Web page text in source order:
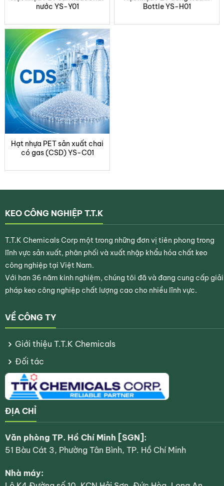
nước YS-Y01
Bottle YS-H01
Hạt nhựa PET sản xuất chai
có gas (CSD) YS-C01
KEO CÔNG NGHIỆP T.T.K
T.T.K Chemicals Corp một trong những đơn vị tiên phong trong
lĩnh vực sản xuất, phân phối và xuất nhập khẩu hóa chất keo
công nghiệp tại Việt Nam.
Với hơn 36 năm kinh nghiệm, chúng tôi đã và đang cung cấp giải
pháp keo công nghiệp chất lượng cao cho nhiều lĩnh vực.
VỀ CÔNG TY
Giới thiệu T.T.K Chemicals
Đối tác
ĐỊA CHỈ
Văn phòng TP. Hồ Chí Minh [SGN]:
51 Bàu Cát 3, Phường Tân Bình, TP. Hồ Chí Minh
Nhà máy: